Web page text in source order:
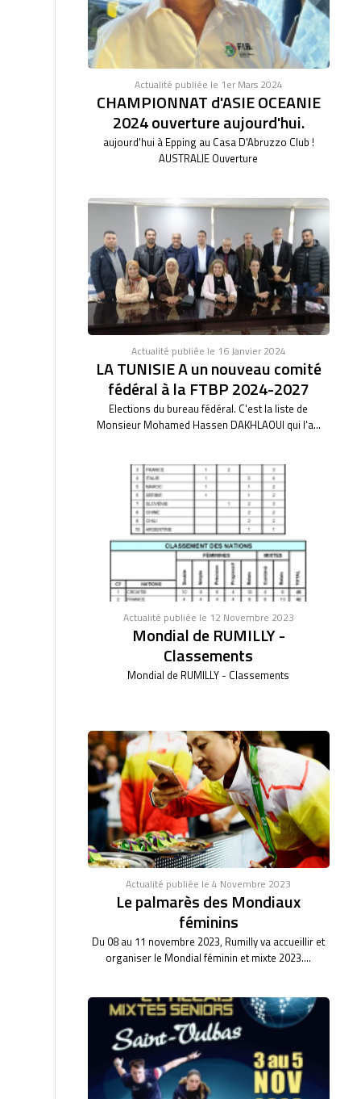
Actualité publiée le 1er Mars 2024
CHAMPIONNAT d'ASIE OCEANIE
2024 ouverture aujourd'hui.
aujourd'hui à Epping au Casa D'Abruzzo Club !
AUSTRALIE Ouverture
Actualité publiée le 16 Janvier 2024
LA TUNISIE A un nouveau comité
fédéral à la FTBP 2024-2027
Elections du bureau fédéral. C'est la liste de
Monsieur Mohamed Hassen DAKHLAOUI qui l'a...
Actualité publiée le 12 Novembre 2023
Mondial de RUMILLY -
Classements
Mondial de RUMILLY - Classements
Actualité publiée le 4 Novembre 2023
Le palmarès des Mondiaux
féminins
Du 08 au 11 novembre 2023, Rumilly va accueillir et
organiser le Mondial féminin et mixte 2023....